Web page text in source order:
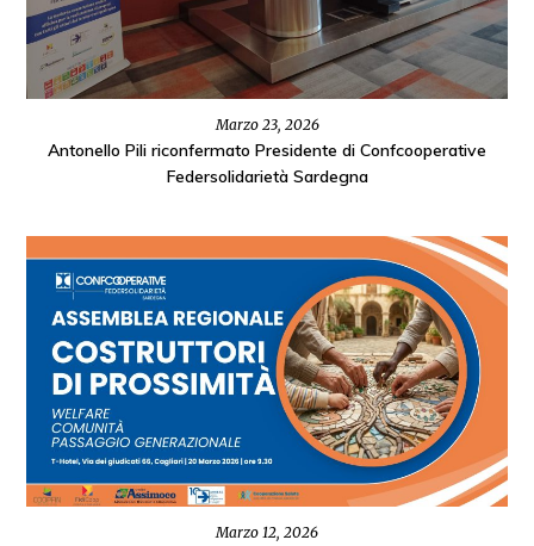
Marzo 23, 2026
Antonello Pili riconfermato Presidente di Confcooperative
Federsolidarietà Sardegna
Marzo 12, 2026